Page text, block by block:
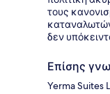
τους
δεν
Επίσης
Yerma Suites